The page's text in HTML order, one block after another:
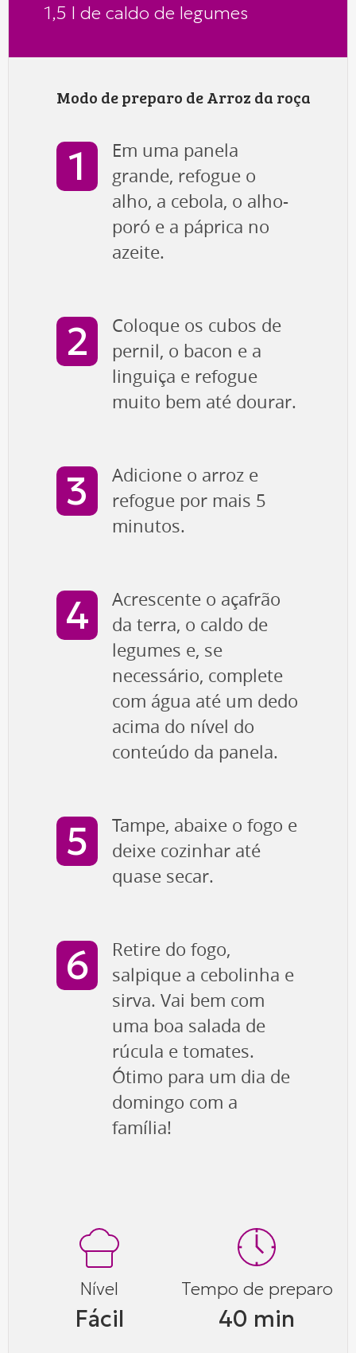
1,5 l de caldo de legumes
Modo de preparo de Arroz da roça
Em uma panela
grande, refogue o
alho, a cebola, o alho-
poró e a páprica no
azeite.
Coloque os cubos de
pernil, o bacon e a
linguiça e refogue
muito bem até dourar.
Adicione o arroz e
refogue por mais 5
minutos.
Acrescente o açafrão
da terra, o caldo de
legumes e, se
necessário, complete
com água até um dedo
acima do nível do
conteúdo da panela.
Tampe, abaixe o fogo e
deixe cozinhar até
quase secar.
Retire do fogo,
salpique a cebolinha e
sirva. Vai bem com
uma boa salada de
rúcula e tomates.
Ótimo para um dia de
domingo com a
família!
Nível
Fácil
Tempo de preparo
40 min